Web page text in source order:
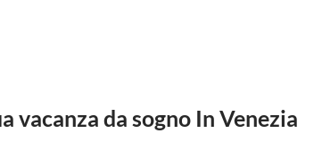
vacanza da sogno In Venezia